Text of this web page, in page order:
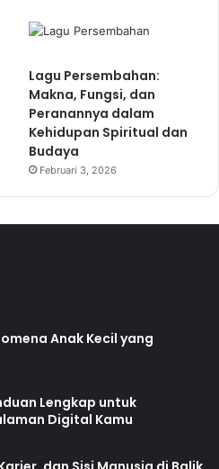
Lagu Persembahan:
Makna, Fungsi, dan
Peranannya dalam
Kehidupan Spiritual dan
Budaya
Februari 3, 2026
Anak Kecil yang
Lengkap untuk
Digital Kamu